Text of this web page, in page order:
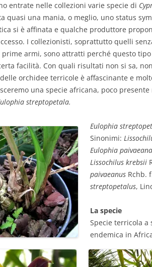
entrate nelle collezioni varie specie di
quasi una mania, o meglio, uno status
si è affinata e qualche produttore
I collezionisti, soprattutto quelli
armi, sono attratti perché questo
facilità. Con quali risultati non si sa,
orchidee terricole è affascinante e
una specie africana, poco
streptopetala.
Eulophia
Sinonimi:
Eulophia paivaeana
Lissochilus krebsii
paivaeanus Rchb.
streptopetalus,
La specie
Specie terricola
endemica in